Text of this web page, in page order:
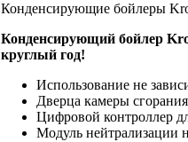
Конденсирующие бойлеры
Конденсирующий бойлер
круглый год!
Использование не
Дверца камеры
Цифровой контроллер
Модуль нейтрализации